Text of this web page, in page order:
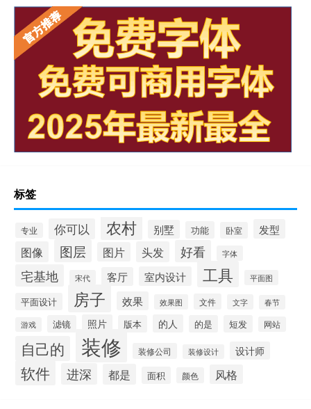
标签
专业 你可以 农村 别墅 功能 卧室 发型
图像 图层 图片 头发 好看 字体
宅基地 宋代 客厅 室内设计 工具 平面图
平面设计 房子 效果 效果图 文件 文字 春节
游戏 滤镜 照片 版本 的人 的是 短发 网站
自己的 装修 装修公司 装修设计 设计师
软件 进深 都是 面积 颜色 风格